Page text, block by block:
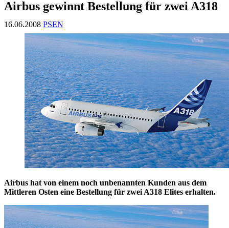
Airbus gewinnt Bestellung für zwei A318
16.06.2008 PSEN
Airbus hat von einem noch unbenannten Kunden aus dem
Mittleren Osten eine Bestellung für zwei A318 Elites erhalten.